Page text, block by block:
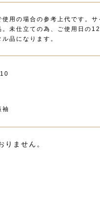
用の場合の参考上代です。
未仕立ての為、ご使用日の
品になります。
りません。